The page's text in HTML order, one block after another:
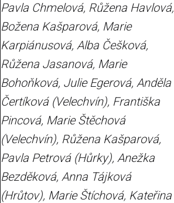
Pavla Chmelová, Růžena Havlová,
Božena Kašparová, Marie
Karpiánusová, Alba Češková,
Růžena Jasanová, Marie
Bohoňková, Julie Egerová, Anděla
Čertíková (Velechvín), Františka
Pincová, Marie Štěchová
(Velechvín), Růžena Kašparová,
Pavla Petrová (Hůrky), Anežka
Bezděková, Anna Tájková
(Hrůtov), Marie Štíchová, Kateřina